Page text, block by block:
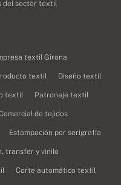
del sector textil
textil Girona
textil Diseño textil
textil Patronaje textil
de tejidos
Estampación por serigrafía
transfer y vinilo
Corte automático textil